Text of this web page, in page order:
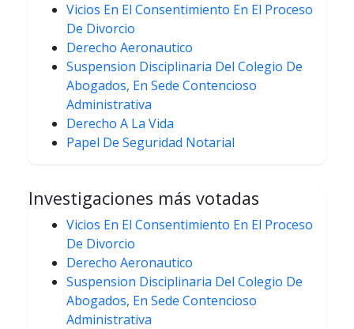
Vicios En El Consentimiento En El Proceso
De Divorcio
Derecho Aeronautico
Suspension Disciplinaria Del Colegio De
Abogados, En Sede Contencioso
Administrativa
Derecho A La Vida
Papel De Seguridad Notarial
Investigaciones más votadas
Vicios En El Consentimiento En El Proceso
De Divorcio
Derecho Aeronautico
Suspension Disciplinaria Del Colegio De
Abogados, En Sede Contencioso
Administrativa